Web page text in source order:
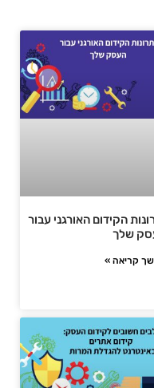
הקידום האורגני עבור
שלך
קריאה »